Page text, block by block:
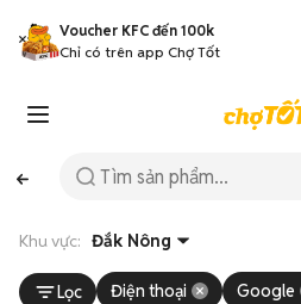
Voucher KFC đến 100k
Chỉ có trên app Chợ Tốt
Khu vực: Đắk Nông
Lọc Điện thoại Google